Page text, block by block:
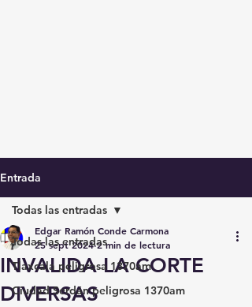
Entrada
Todas las entradas
Tlaxcala peligrosa 1370am
Ciudad Serdán peligrosa 1370am
Todas las entradas
INVALIDA LA CORTE
DIVERSAS
Edgar Ramón Conde Carmona
25 sept 2024 2 min de lectura